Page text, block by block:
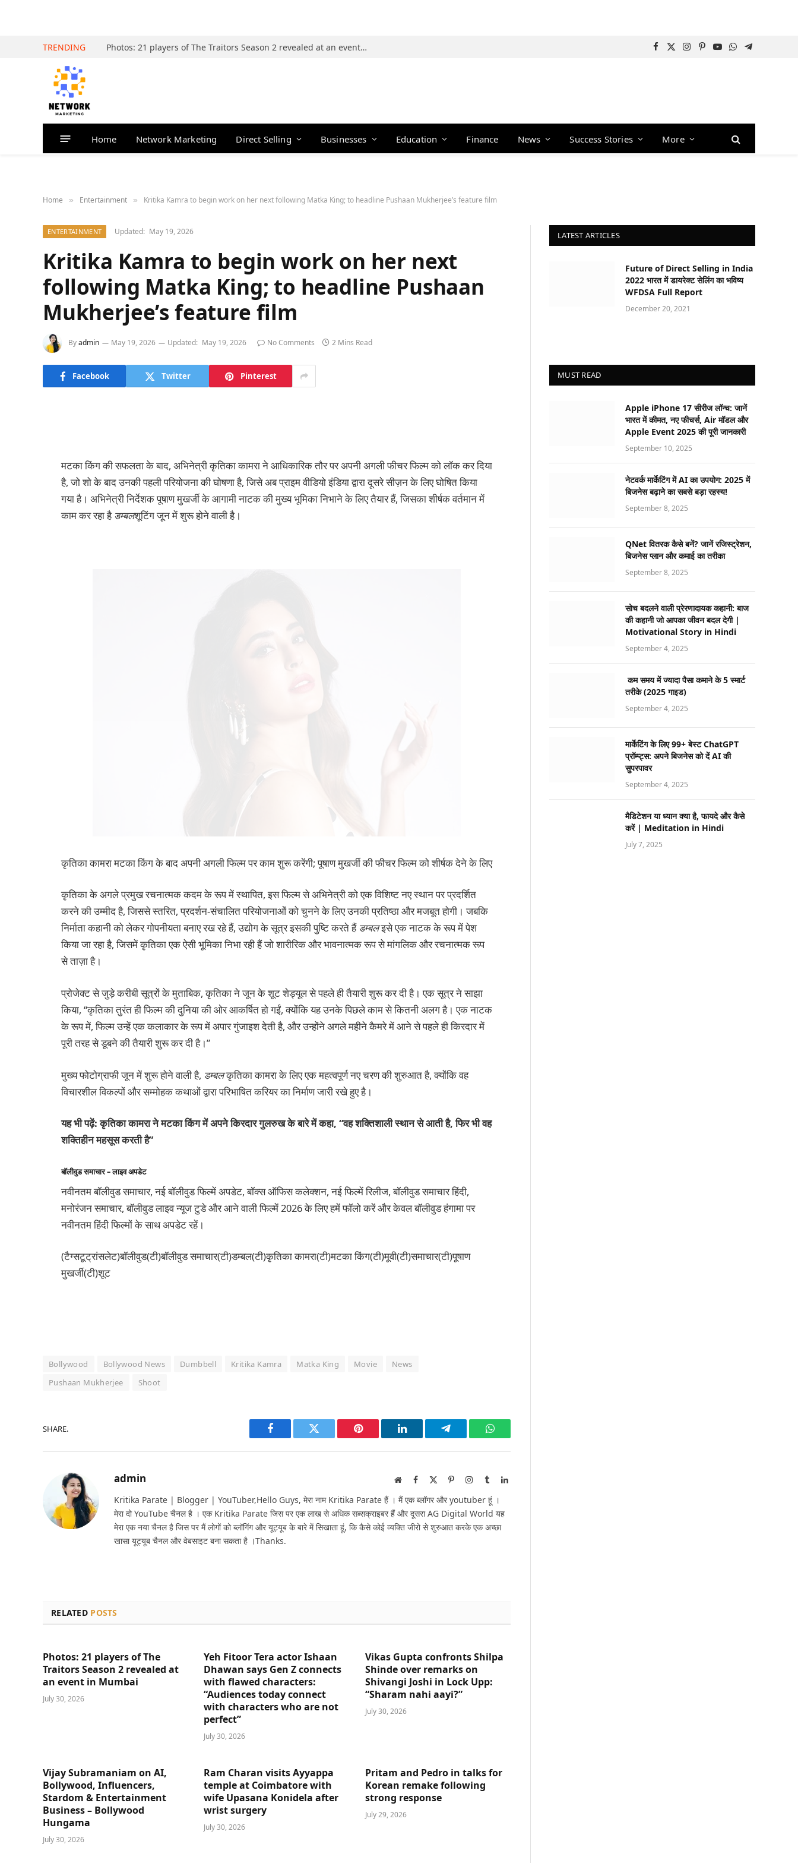
TRENDING Photos: 21 players of The Traitors Season 2 revealed at an event in Mumbai Facebook
X
Instagram
Pinterest
YouTube
WhatsApp
Telegram
Home Network Marketing Direct Selling Businesses Education Finance News Success Stories More
Home » Entertainment » Kritika Kamra to begin work on her next following Matka King; to headline Pushaan Mukherjee’s feature film
ENTERTAINMENT Updated: May 19, 2026
Kritika Kamra to begin work on her next
following Matka King; to headline Pushaan
Mukherjee’s feature film
Byadmin May 19, 2026 Updated: May 19, 2026 No Comments 2 Mins Read
Facebook Twitter Pinterest
मटका किंग की सफलता के बाद, अभिनेत्री कृतिका कामरा ने आधिकारिक तौर पर अपनी अगली फीचर फिल्म को लॉक कर दिया
है, जो शो के बाद उनकी पहली परियोजना की घोषणा है, जिसे अब प्राइम वीडियो इंडिया द्वारा दूसरे सीज़न के लिए घोषित किया
गया है। अभिनेत्री निर्देशक पूषाण मुखर्जी के आगामी नाटक की मुख्य भूमिका निभाने के लिए तैयार हैं, जिसका शीर्षक वर्तमान में
काम कर रहा है डम्बलशूटिंग जून में शुरू होने वाली है।
कृतिका कामरा मटका किंग के बाद अपनी अगली फिल्म पर काम शुरू करेंगी; पूषाण मुखर्जी की फीचर फिल्म को शीर्षक देने के लिए
कृतिका के अगले प्रमुख रचनात्मक कदम के रूप में स्थापित, इस फिल्म से अभिनेत्री को एक विशिष्ट नए स्थान पर प्रदर्शित
करने की उम्मीद है, जिससे स्तरित, प्रदर्शन-संचालित परियोजनाओं को चुनने के लिए उनकी प्रतिष्ठा और मजबूत होगी। जबकि
निर्माता कहानी को लेकर गोपनीयता बनाए रख रहे हैं, उद्योग के सूत्र इसकी पुष्टि करते हैं डम्बलइसे एक नाटक के रूप में पेश
किया जा रहा है, जिसमें कृतिका एक ऐसी भूमिका निभा रही हैं जो शारीरिक और भावनात्मक रूप से मांगलिक और रचनात्मक रूप
से ताज़ा है।
प्रोजेक्ट से जुड़े करीबी सूत्रों के मुताबिक, कृतिका ने जून के शूट शेड्यूल से पहले ही तैयारी शुरू कर दी है। एक सूत्र ने साझा
किया, “कृतिका तुरंत ही फिल्म की दुनिया की ओर आकर्षित हो गईं, क्योंकि यह उनके पिछले काम से कितनी अलग है। एक नाटक
के रूप में, फिल्म उन्हें एक कलाकार के रूप में अपार गुंजाइश देती है, और उन्होंने अगले महीने कैमरे में आने से पहले ही किरदार में
पूरी तरह से डूबने की तैयारी शुरू कर दी है।”
मुख्य फोटोग्राफी जून में शुरू होने वाली है, डम्बलकृतिका कामरा के लिए एक महत्वपूर्ण नए चरण की शुरुआत है, क्योंकि वह
विचारशील विकल्पों और सम्मोहक कथाओं द्वारा परिभाषित करियर का निर्माण जारी रखे हुए है।
यह भी पढ़ें: कृतिका कामरा ने मटका किंग में अपने किरदार गुलरुख के बारे में कहा, “वह शक्तिशाली स्थान से आती है, फिर भी वह
शक्तिहीन महसूस करती है”
बॉलीवुड समाचार – लाइव अपडेट
नवीनतम बॉलीवुड समाचार, नई बॉलीवुड फिल्में अपडेट, बॉक्स ऑफिस कलेक्शन, नई फिल्में रिलीज, बॉलीवुड समाचार हिंदी,
मनोरंजन समाचार, बॉलीवुड लाइव न्यूज टुडे और आने वाली फिल्में 2026 के लिए हमें फॉलो करें और केवल बॉलीवुड हंगामा पर
नवीनतम हिंदी फिल्मों के साथ अपडेट रहें।
(टैग्सटूट्रांसलेट)बॉलीवुड(टी)बॉलीवुड समाचार(टी)डम्बल(टी)कृतिका कामरा(टी)मटका किंग(टी)मूवी(टी)समाचार(टी)पूषाण
मुखर्जी(टी)शूट
Bollywood Bollywood News Dumbbell Kritika Kamra Matka King Movie
News
Pushaan Mukherjee
Shoot
SHARE.
Facebook Twitter Pinterest LinkedIn Telegram WhatsApp
admin WebsiteFacebook PinterestInstagram
TumblrLinkedIn
Kritika Parate | Blogger | YouTuber,Hello Guys, मेरा नाम Kritika Parate हैं । मैं एक ब्लॉगर और youtuber हूं ।
मेरा दो YouTube चैनल है । एक Kritika Parate जिस पर एक लाख से अधिक सब्सक्राइबर हैं और दूसरा AG Digital World यह
मेरा एक नया चैनल है जिस पर मैं लोगों को ब्लॉगिंग और यूट्यूब के बारे में सिखाता हूं, कि कैसे कोई व्यक्ति जीरो से शुरुआत करके एक अच्छा
खासा यूट्यूब चैनल और वेबसाइट बना सकता है ।Thanks.
RELATED POSTS
Photos: 21 players of The
Traitors Season 2 revealed at
an event in Mumbai
July 30, 2026
Yeh Fitoor Tera actor Ishaan
Dhawan says Gen Z connects
with flawed characters:
“Audiences today connect
with characters who are not
perfect”
July 30, 2026
Vikas Gupta confronts Shilpa
Shinde over remarks on
Shivangi Joshi in Lock Upp:
“Sharam nahi aayi?”
July 30, 2026
Vijay Subramaniam on AI,
Bollywood, Influencers,
Stardom & Entertainment
Business – Bollywood
Hungama
July 30, 2026
Ram Charan visits Ayyappa
temple at Coimbatore with
wife Upasana Konidela after
wrist surgery
July 30, 2026
Pritam and Pedro in talks for
Korean remake following
strong response
July 29, 2026
LATEST ARTICLES
Future of Direct Selling in India
2022 भारत में डायरेक्ट सेलिंग का भविष्य
WFDSA Full Report
December 20, 2021
MUST READ
Apple iPhone 17 सीरीज लॉन्च: जानें
भारत में कीमत, नए फीचर्स, Air मॉडल और
Apple Event 2025 की पूरी जानकारी
September 10, 2025
नेटवर्क मार्केटिंग में AI का उपयोग: 2025 में
बिजनेस बढ़ाने का सबसे बड़ा रहस्य!
September 8, 2025
QNet वितरक कैसे बनें? जानें रजिस्ट्रेशन,
बिजनेस प्लान और कमाई का तरीका
September 8, 2025
सोच बदलने वाली प्रेरणादायक कहानी: बाज
की कहानी जो आपका जीवन बदल देगी |
Motivational Story in Hindi
September 4, 2025
कम समय में ज्यादा पैसा कमाने के 5 स्मार्ट
तरीके (2025 गाइड)
September 4, 2025
मार्केटिंग के लिए 99+ बेस्ट ChatGPT
प्रॉम्प्ट्स: अपने बिजनेस को दें AI की
सुपरपावर
September 4, 2025
मैडिटेशन या ध्यान क्या है, फायदे और कैसे
करें | Meditation in Hindi
July 7, 2025